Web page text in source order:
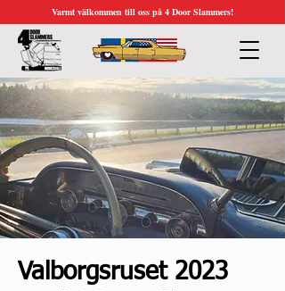
Varmt välkommen till oss på 4 Door Slammers!
Valborgsruset 2023